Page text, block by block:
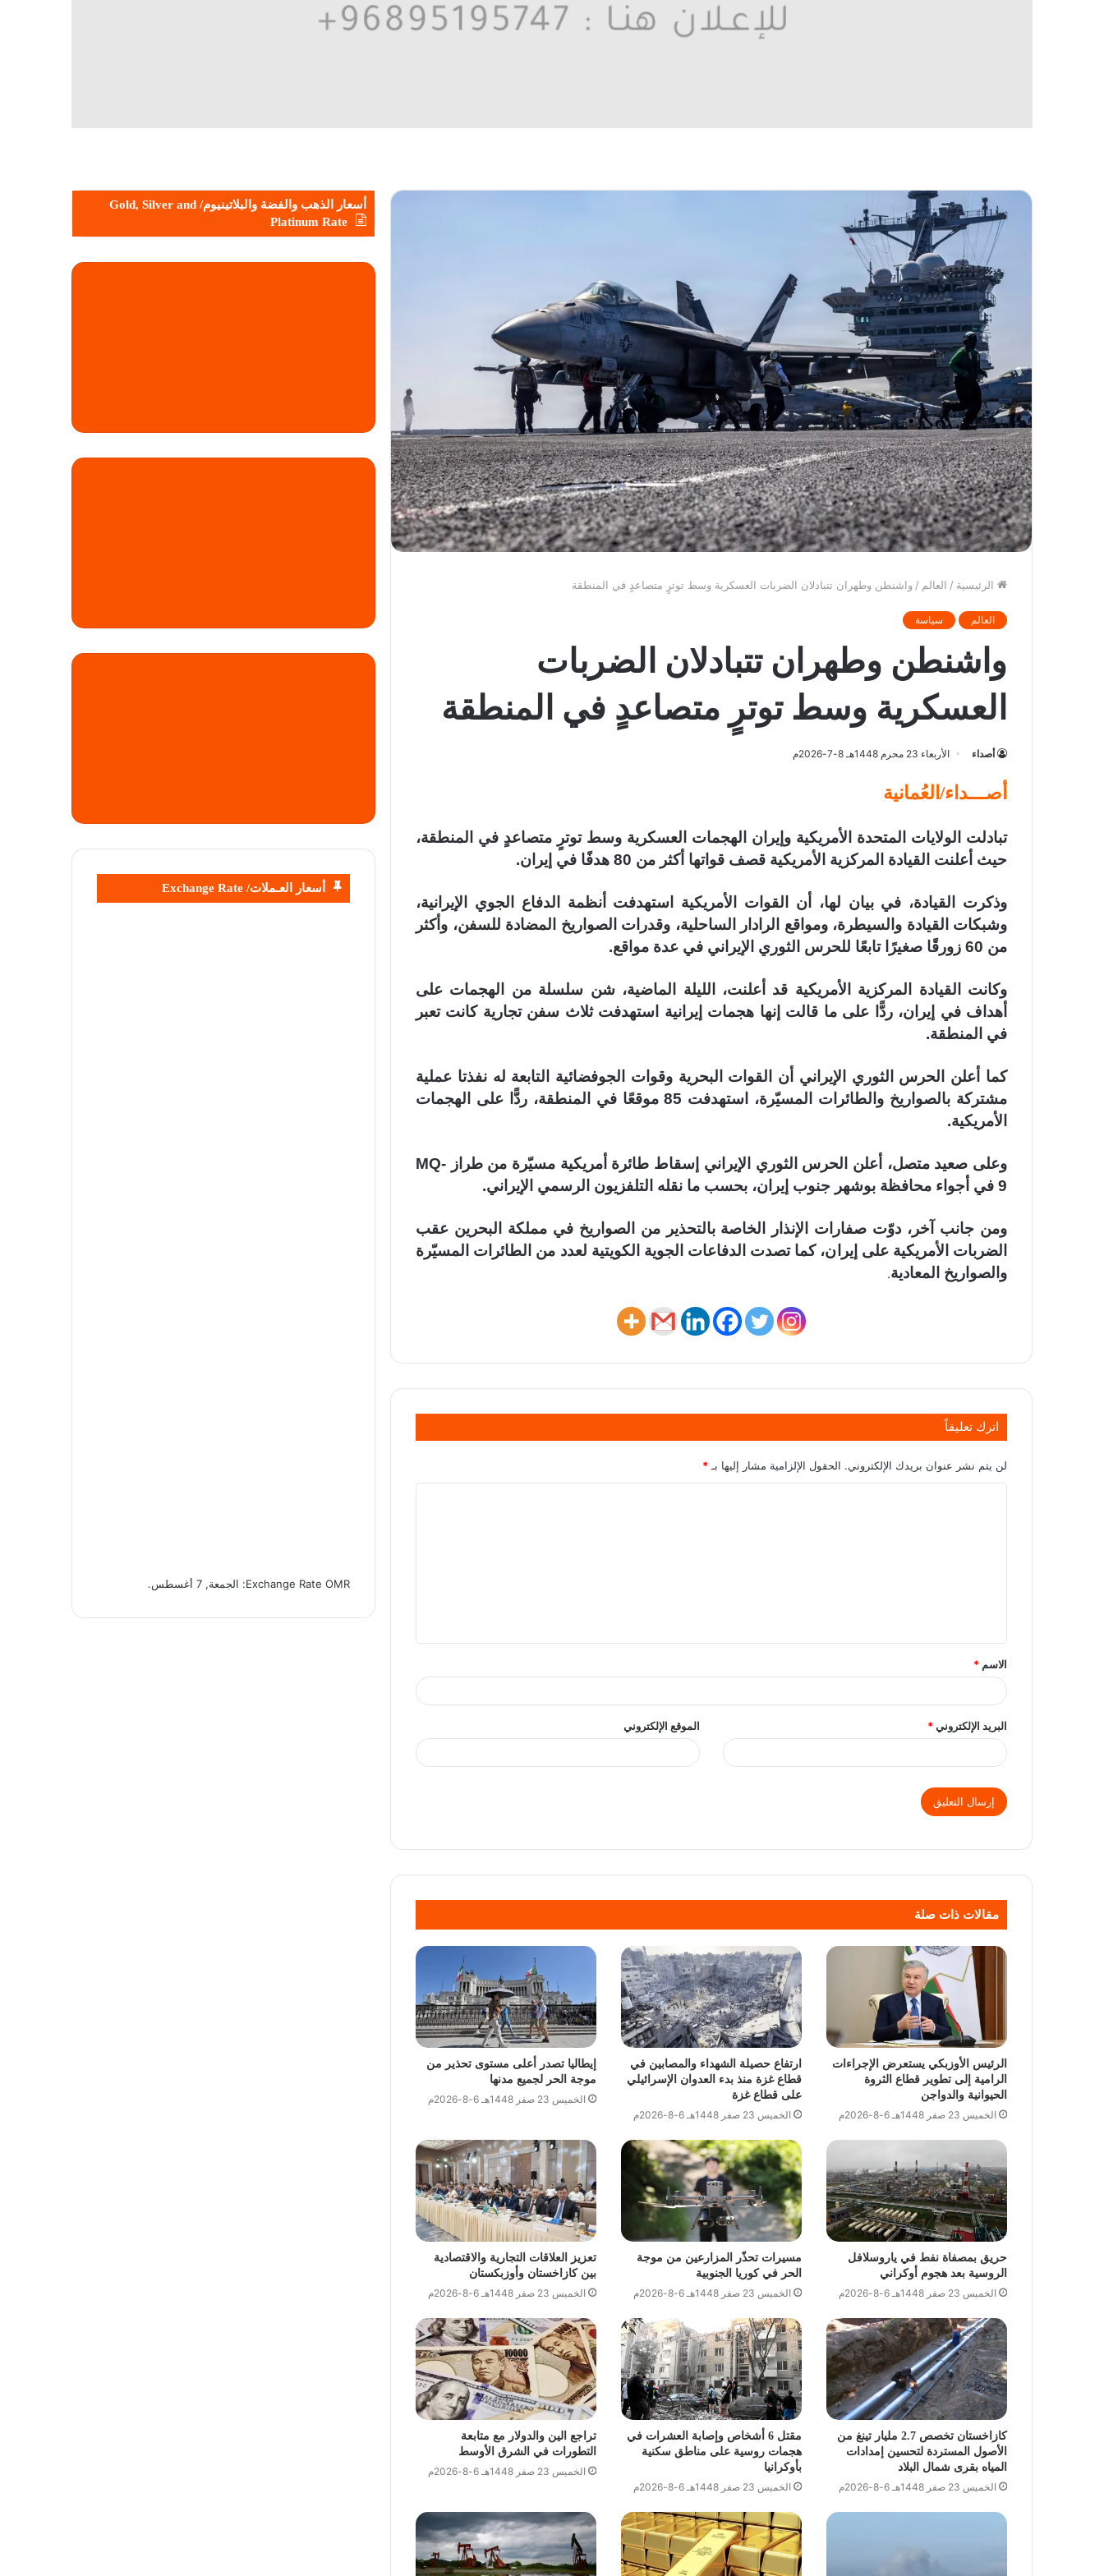
الرئيسية / العالم / واشنطن وطهران تتبادلان الضربات العسكرية وسط توترٍ متصاعدٍ في المنطقة
العالم سياسة
واشنطن وطهران تتبادلان الضربات
العسكرية وسط توترٍ متصاعدٍ في المنطقة
أصداء الأربعاء 23 محرم 1448هـ 8-7-2026م
أصـــداء/العُمانية
تبادلت الولايات المتحدة الأمريكية وإيران الهجمات العسكرية وسط توترٍ متصاعدٍ في المنطقة،
حيث أعلنت القيادة المركزية الأمريكية قصف قواتها أكثر من 80 هدفًا في إيران.
وذكرت القيادة، في بيان لها، أن القوات الأمريكية استهدفت أنظمة الدفاع الجوي الإيرانية،
وشبكات القيادة والسيطرة، ومواقع الرادار الساحلية، وقدرات الصواريخ المضادة للسفن، وأكثر
من 60 زورقًا صغيرًا تابعًا للحرس الثوري الإيراني في عدة مواقع.
وكانت القيادة المركزية الأمريكية قد أعلنت، الليلة الماضية، شن سلسلة من الهجمات على
أهداف في إيران، ردًّا على ما قالت إنها هجمات إيرانية استهدفت ثلاث سفن تجارية كانت تعبر
في المنطقة.
كما أعلن الحرس الثوري الإيراني أن القوات البحرية وقوات الجوفضائية التابعة له نفذتا عملية
مشتركة بالصواريخ والطائرات المسيّرة، استهدفت 85 موقعًا في المنطقة، ردًّا على الهجمات
الأمريكية.
وعلى صعيد متصل، أعلن الحرس الثوري الإيراني إسقاط طائرة أمريكية مسيّرة من طراز MQ-
9 في أجواء محافظة بوشهر جنوب إيران، بحسب ما نقله التلفزيون الرسمي الإيراني.
ومن جانب آخر، دوّت صفارات الإنذار الخاصة بالتحذير من الصواريخ في مملكة البحرين عقب
الضربات الأمريكية على إيران، كما تصدت الدفاعات الجوية الكويتية لعدد من الطائرات المسيّرة
والصواريخ المعادية.
اترك تعليقاً
لن يتم نشر عنوان بريدك الإلكتروني. الحقول الإلزامية مشار إليها بـ *
الاسم *
البريد الإلكتروني* الموقع الإلكتروني
مقالات ذات صلة
الرئيس الأوزبكي يستعرض الإجراءات
الرامية إلى تطوير قطاع الثروة
الحيوانية والدواجن
الخميس 23 صفر 1448هـ 6-8-2026م
ارتفاع حصيلة الشهداء والمصابين في
قطاع غزة منذ بدء العدوان الإسرائيلي
على قطاع غزة
الخميس 23 صفر 1448هـ 6-8-2026م
إيطاليا تصدر أعلى مستوى تحذير من
موجة الحر لجميع مدنها
الخميس 23 صفر 1448هـ 6-8-2026م
حريق بمصفاة نفط في ياروسلافل
الروسية بعد هجوم أوكراني
الخميس 23 صفر 1448هـ 6-8-2026م
مسيرات تحذّر المزارعين من موجة
الحر في كوريا الجنوبية
الخميس 23 صفر 1448هـ 6-8-2026م
تعزيز العلاقات التجارية والاقتصادية
بين كازاخستان وأوزبكستان
الخميس 23 صفر 1448هـ 6-8-2026م
كازاخستان تخصص 2.7 مليار تينغ من
الأصول المستردة لتحسين إمدادات
المياه بقرى شمال البلاد
الخميس 23 صفر 1448هـ 6-8-2026م
مقتل 6 أشخاص وإصابة العشرات في
هجمات روسية على مناطق سكنية
بأوكرانيا
الخميس 23 صفر 1448هـ 6-8-2026م
تراجع الين والدولار مع متابعة
التطورات في الشرق الأوسط
الخميس 23 صفر 1448هـ 6-8-2026م
أسعار الذهب والفضة والبلاتينيوم/ Gold, Silver and
Platinum Rate
أسعار العـملات/ Exchange Rate
Exchange Rate OMR : الجمعة, 7 أغسطس.